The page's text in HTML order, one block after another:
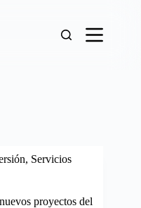
, Servicios
proyectos del